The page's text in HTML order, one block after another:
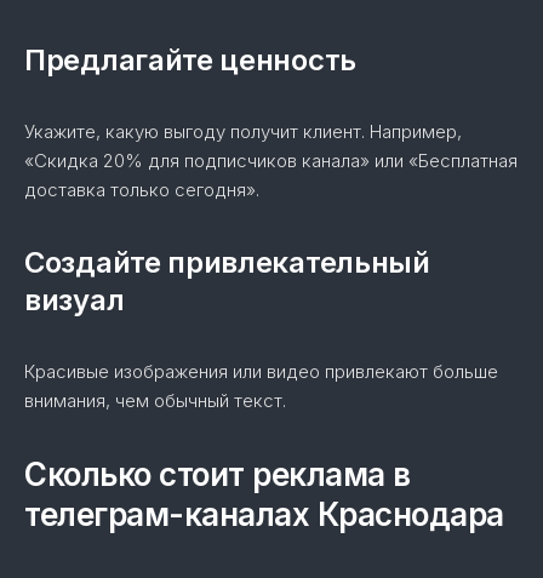
Предлагайте ценность
Укажите, какую выгоду получит клиент. Например,
«Скидка 20% для подписчиков канала» или «Бесплатная
доставка только сегодня».
Создайте привлекательный
визуал
Красивые изображения или видео привлекают больше
внимания, чем обычный текст.
Сколько стоит реклама в
телеграм-каналах Краснодара